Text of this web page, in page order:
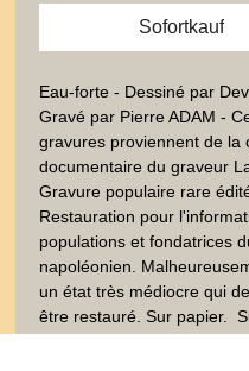
Sofortkauf
Eau-forte - Dessiné par
Gravé par Pierre ADAM -
gravures proviennent de la
documentaire du graveur
Gravure populaire rare
Restauration pour
populations et fondatrices
napoléonien.
un état très médiocre qui
être restauré. Sur papier.